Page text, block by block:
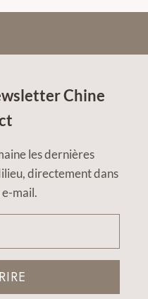
Chine
les dernières
directement dans
mail.